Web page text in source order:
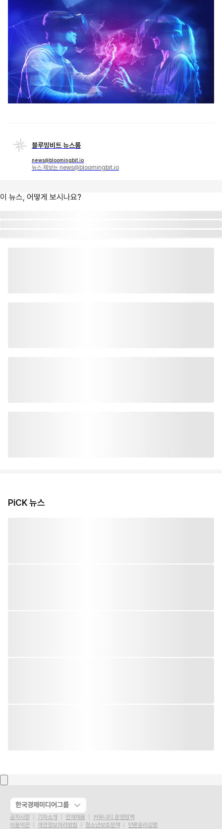
블루밍비트 뉴스룸
news@bloomingbit.io
뉴스 제보는 news@bloomingbit.io
이 뉴스, 어떻게 보시나요?
PiCK 뉴스
한국경제미디어그룹
공지사항 기자소개 인재채용
커뮤니티 운영정책
이용약관
개인정보처리방침 청소년보호정책 언론윤리강령